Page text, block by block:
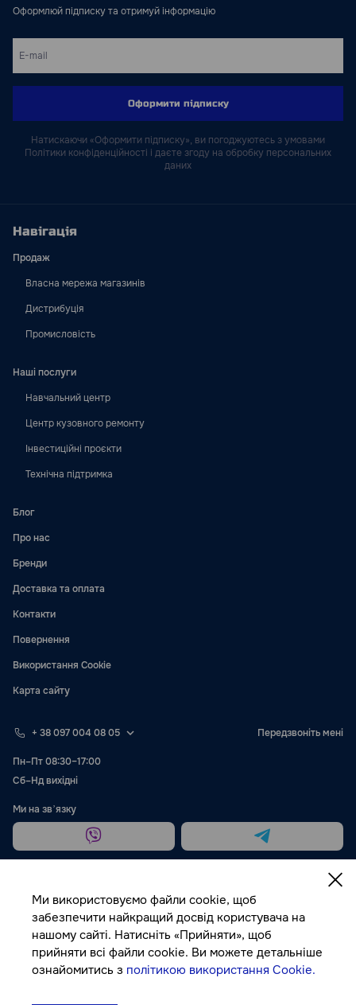
Оформлюй підписку та отримуй інформацію
Оформити підписку
Натискаючи «Оформити підписку», ви погоджуютесь з умовами
Політики конфіденційності і даєте згоду на обробку персональних
даних
Навігація
Продаж
Власна мережа магазинів
Дистрибуція
Промисловість
Наші послуги
Навчальний центр
Центр кузовного ремонту
Інвестиційні проєкти
Технічна підтримка
Блог
Про нас
Бренди
Доставка та оплата
Контакти
Повернення
Використання Cookie
Карта сайту
+ 38 097 004 08 05 Передзвоніть мені
Пн–Пт 08:30–17:00
Сб–Нд вихідні
Ми на звʼязку
© Autocolor, 2026
Публічна оферта
Ми використовуємо файли cookie, щоб
забезпечити найкращий досвід користувача на
нашому сайті. Натисніть «Прийняти», щоб
прийняти всі файли cookie. Ви можете детальніше
ознайомитись з політикою використання Cookie.